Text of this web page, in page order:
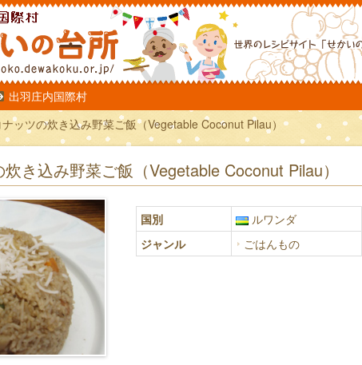
出羽庄内国際村
ッツの炊き込み野菜ご飯（Vegetable Coconut Pilau）
き込み野菜ご飯（Vegetable Coconut Pilau）
国別
ルワンダ
ジャンル
ごはんもの